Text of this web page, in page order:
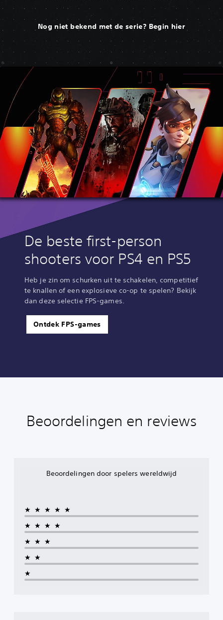
Nog niet bekend met de serie? Begin hier
De beste first-person
shooters voor PS4 en PS5
Heb je zin om schurken uit te schakelen, competitief
te knallen of een explosieve co-op te spelen? Bekijk
dan deze selectie FPS-games.
Ontdek FPS-games
Beoordelingen en reviews
Beoordelingen door spelers wereldwijd
★★★★★
★★★★
★★★
★★
★